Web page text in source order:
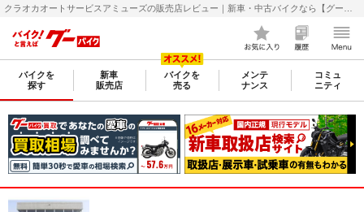
バイクを
探す
新車
販売店
バイクを
売る
メンテ
ナンス
コミュ
ニティ